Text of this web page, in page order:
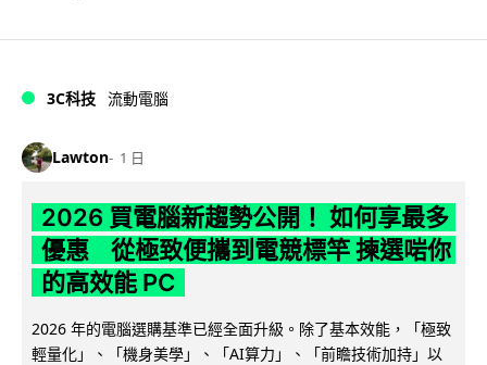
3C科技 流動電腦
Lawton 1 日
2026 買電腦新趨勢公開！ 如何享最多
優惠 從極致便攜到電競標竿 揀選啱你
的高效能 PC
2026 年的電腦選購基準已經全面升級。除了基本效能，「極致
輕量化」、「機身美學」、「AI算力」、「前瞻技術加持」以